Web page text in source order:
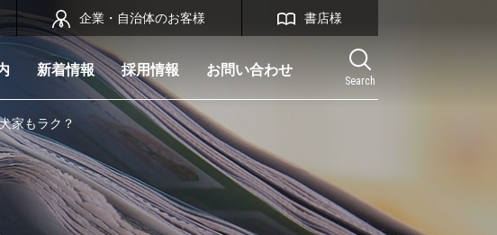
Search
新着情報 採用情報 お問い合わせ
企業・自治体のお客様 書店様
家もラク？